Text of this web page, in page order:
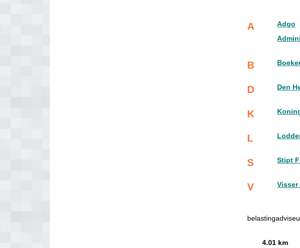
A
Adgo
B
D Den
K
L
S Stipt
V
4.01 km